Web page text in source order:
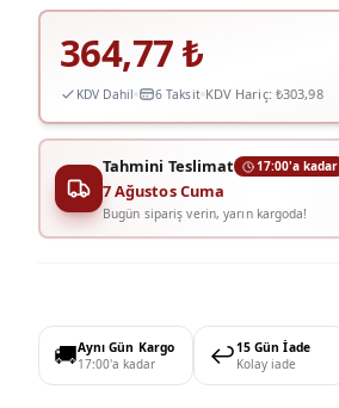
364,77₺
KDV Dahil 6 Taksit KDV Hariç: ₺303,98
Tahmini Teslimat 17:00'a kadar
7 Ağustos Cuma
Bugün sipariş verin, yarın kargoda!
🚚Aynı Gün Kargo
17:00'a kadar
↩️15 Gün İade
Kolay iade